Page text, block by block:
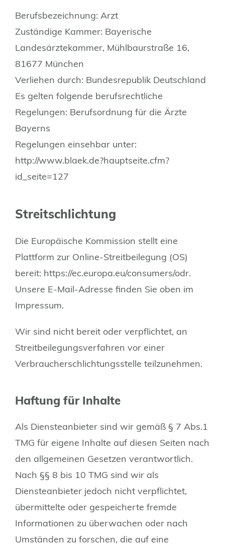
Berufsbezeichnung: Arzt
Zuständige Kammer: Bayerische
Landesärztekammer, Mühlbaurstraße 16,
81677 München
Verliehen durch: Bundesrepublik Deutschland
Es gelten folgende berufsrechtliche
Regelungen: Berufsordnung für die Ärzte
Bayerns
Regelungen einsehbar unter:
http://www.blaek.de?hauptseite.cfm?
id_seite=127
Streitschlichtung
Die Europäische Kommission stellt eine
Plattform zur Online-Streitbeilegung (OS)
bereit: https://ec.europa.eu/consumers/odr.
Unsere E-Mail-Adresse finden Sie oben im
Impressum.
Wir sind nicht bereit oder verpflichtet, an
Streitbeilegungsverfahren vor einer
Verbraucherschlichtungsstelle teilzunehmen.
Haftung für Inhalte
Als Diensteanbieter sind wir gemäß § 7 Abs.1
TMG für eigene Inhalte auf diesen Seiten nach
den allgemeinen Gesetzen verantwortlich.
Nach §§ 8 bis 10 TMG sind wir als
Diensteanbieter jedoch nicht verpflichtet,
übermittelte oder gespeicherte fremde
Informationen zu überwachen oder nach
Umständen zu forschen, die auf eine